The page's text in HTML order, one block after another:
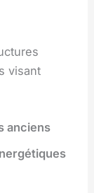
visant
anciens